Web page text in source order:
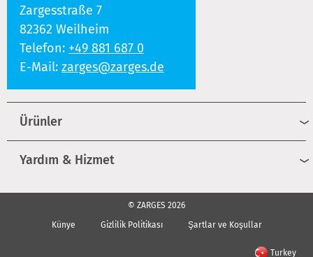
Zargesstraße 7
82362 Weilheim
Telefon: +49 881 687 0
E-Mail: zarges@zarges.de
Ürünler
Yardım & Hizmet
© ZARGES 2026
Künye
Gizlilik Politikası Şartlar ve Koşullar
Turkey